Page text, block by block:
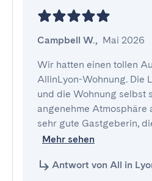
Campbell W., Mai 2026
Wir hatten einen tollen
AllinLyon-Wohnung. Die
und die Wohnung selbst
angenehme Atmosphäre
sehr gute Gastgeberin,
Mehr sehen
Antwort von All in